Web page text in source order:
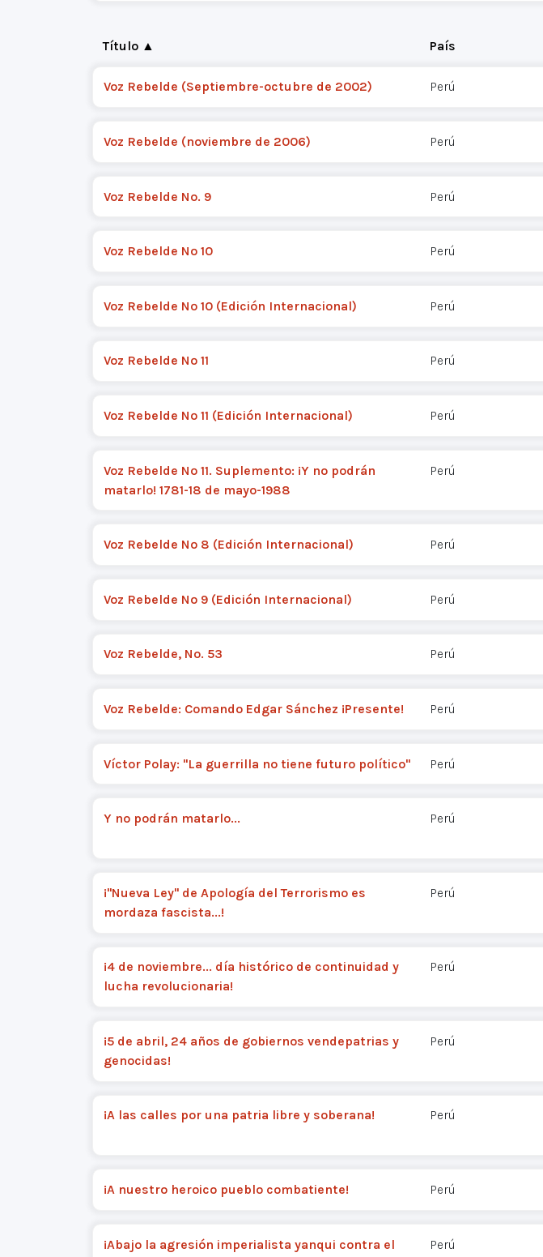
Título ▲ País
Voz Rebelde (Septiembre-octubre de 2002) Perú
Voz Rebelde (noviembre de 2006) Perú
Voz Rebelde No. 9 Perú
Voz Rebelde Nº 10 Perú
Voz Rebelde Nº 10 (Edición Internacional) Perú
Voz Rebelde Nº 11 Perú
Voz Rebelde Nº 11 (Edición Internacional) Perú
Voz Rebelde Nº 11. Suplemento: ¡Y no podrán
matarlo! 1781-18 de mayo-1988
Perú
Voz Rebelde Nº 8 (Edición Internacional) Perú
Voz Rebelde Nº 9 (Edición Internacional) Perú
Voz Rebelde, No. 53 Perú
Voz Rebelde: Comando Edgar Sánchez ¡Presente! Perú
Víctor Polay: "La guerrilla no tiene futuro político" Perú
Y no podrán matarlo... Perú
¡"Nueva Ley" de Apología del Terrorismo es
mordaza fascista...!
Perú
¡4 de noviembre... día histórico de continuidad y
lucha revolucionaria!
Perú
¡5 de abril, 24 años de gobiernos vendepatrias y
genocidas!
Perú
¡A las calles por una patria libre y soberana! Perú
¡A nuestro heroico pueblo combatiente! Perú
¡Abajo la agresión imperialista yanqui contra el
Perú